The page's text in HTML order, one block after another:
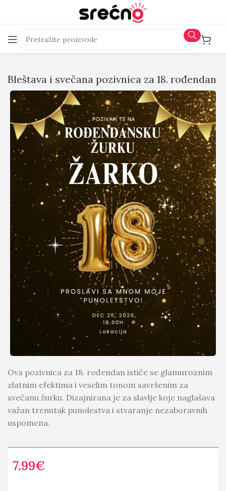
Bleštava i svečana pozivnica za 18. rođendan
Ova pozivnica za 18. rođendan ističe se glamuroznim
zlatnim efektima i veselim tonom savršenim za
svečanu žurku. Dizajnirana je za slavlje koje naglašava
važan trenutak punolestva i stvaranje nezaboravnih
uspomena.
7.99€